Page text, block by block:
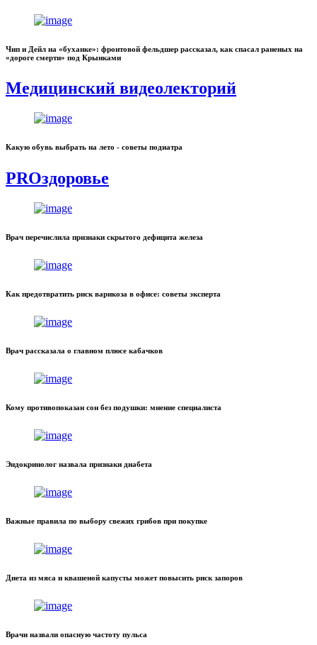
Чип и Дейл на «буханке»: фронтовой фельдшер рассказал, как спасал раненых на
«дороге смерти» под Крынками
Медицинский видеолекторий
Какую обувь выбрать на лето - советы подиатра
PROздоровье
Врач перечислила признаки скрытого дефицита железа
Как предотвратить риск варикоза в офисе: советы эксперта
Врач рассказала о главном плюсе кабачков
Кому противопоказан сон без подушки: мнение специалиста
Эндокринолог назвала признаки диабета
Важные правила по выбору свежих грибов при покупке
Диета из мяса и квашеной капусты может повысить риск запоров
Врачи назвали опасную частоту пульса